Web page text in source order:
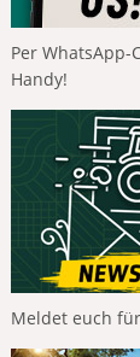
Per
Handy!
Meldet euch